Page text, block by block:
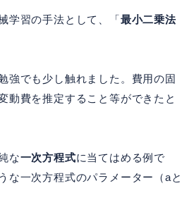
学習の手法として、「最小二乗法
強でも少し触れました。費用の固
動費を推定すること等ができたと
な一次方程式に当てはめる例で
な一次方程式のパラメーター（aと